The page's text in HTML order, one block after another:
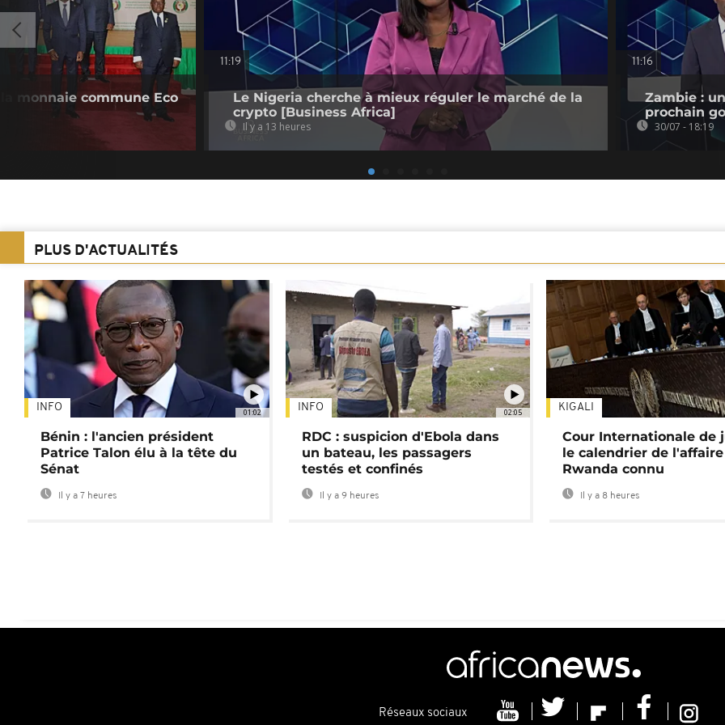
monnaie commune Eco
11:19
Le Nigeria cherche à mieux réguler le marché de la
crypto [Business Africa]
Il y a 13 heures
11:16
Zambie :
prochain
30/07 - 18:19
PLUS D'ACTUALITÉS
01:02
INFO
Bénin : l'ancien président
Patrice Talon élu à la tête du
Sénat
Il y a 7 heures
02:05
INFO
RDC : suspicion d'Ebola dans
un bateau, les passagers
testés et confinés
Il y a 9 heures
KIGALI
Cour Internationale de
le calendrier de l'affaire
Rwanda connu
Il y a 8 heures
Réseaux sociaux